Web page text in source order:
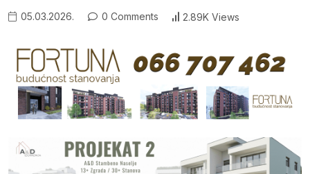
05.03.2026. 0 Comments 2.89K Views